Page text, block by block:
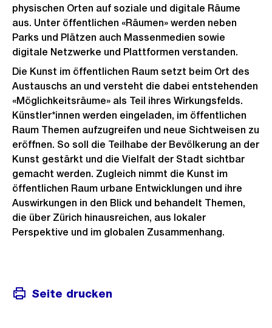
physischen Orten auf soziale und digitale Räume
aus. Unter öffentlichen «Räumen» werden neben
Parks und Plätzen auch Massenmedien sowie
digitale Netzwerke und Plattformen verstanden.
Die Kunst im öffentlichen Raum setzt beim Ort des
Austauschs an und versteht die dabei entstehenden
«Möglichkeitsräume» als Teil ihres Wirkungsfelds.
Künstler*innen werden eingeladen, im öffentlichen
Raum Themen aufzugreifen und neue Sichtweisen zu
eröffnen. So soll die Teilhabe der Bevölkerung an der
Kunst gestärkt und die Vielfalt der Stadt sichtbar
gemacht werden. Zugleich nimmt die Kunst im
öffentlichen Raum urbane Entwicklungen und ihre
Auswirkungen in den Blick und behandelt Themen,
die über Zürich hinausreichen, aus lokaler
Perspektive und im globalen Zusammenhang.
Seite drucken